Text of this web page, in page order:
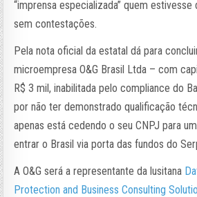
“imprensa especializada” quem estivesse
sem contestações.
Pela nota oficial da estatal dá para
microempresa O&G Brasil Ltda – com
R$ 3 mil, inabilitada pelo compliance do
por não ter demonstrado qualificação
apenas está cedendo o seu CNPJ para
entrar o Brasil via porta das fundos do
A O&G será a representante da lusitana
Protection and Business Consulting